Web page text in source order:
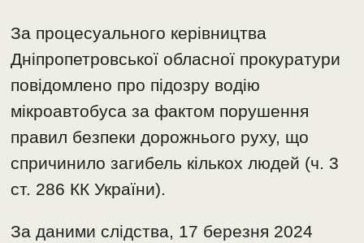
За процесуального керівництва
Дніпропетровської обласної прокуратури
повідомлено про підозру водію
мікроавтобуса за фактом порушення
правил безпеки дорожнього руху, що
спричинило загибель кількох людей (ч. 3
ст. 286 КК України).
За даними слідства, 17 березня 2024